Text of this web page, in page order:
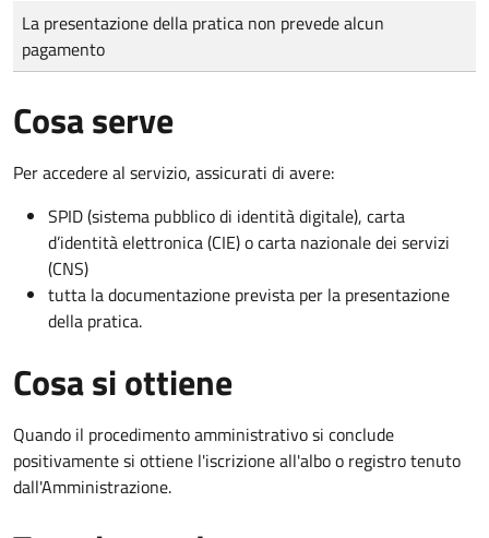
Tipo di pagamento
Importo
La presentazione della pratica non prevede alcun
pagamento
Cosa serve
Per accedere al servizio, assicurati di avere:
SPID (sistema pubblico di identità digitale), carta
d’identità elettronica (CIE) o carta nazionale dei servizi
(CNS)
tutta la documentazione prevista per la presentazione
della pratica.
Cosa si ottiene
Quando il procedimento amministrativo si conclude
positivamente si ottiene l'iscrizione all'albo o registro tenuto
dall'Amministrazione.